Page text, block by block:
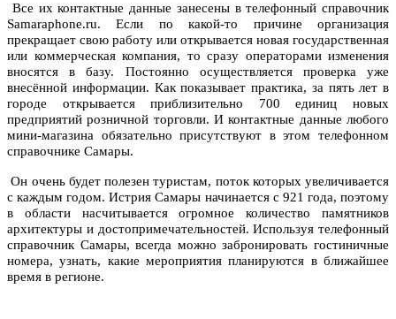
Все их контактные данные занесены в телефонный справочник
Samaraphone.ru. Если по какой-то причине организация
прекращает свою работу или открывается новая государственная
или коммерческая компания, то сразу операторами изменения
вносятся в базу. Постоянно осуществляется проверка уже
внесённой информации. Как показывает практика, за пять лет в
городе открывается приблизительно 700 единиц новых
предприятий розничной торговли. И контактные данные любого
мини-магазина обязательно присутствуют в этом телефонном
справочнике Самары.
Он очень будет полезен туристам, поток которых увеличивается
с каждым годом. Истрия Самары начинается с 921 года, поэтому
в области насчитывается огромное количество памятников
архитектуры и достопримечательностей. Используя телефонный
справочник Самары, всегда можно забронировать гостиничные
номера, узнать, какие мероприятия планируются в ближайшее
время в регионе.